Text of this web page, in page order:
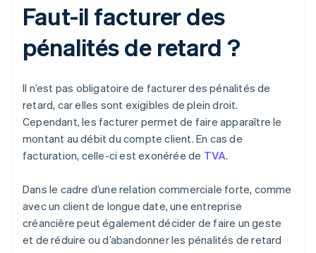
Faut-il facturer des
pénalités de retard ?
Il n’est pas obligatoire de facturer des pénalités de
retard, car elles sont exigibles de plein droit.
Cependant, les facturer permet de faire apparaître le
montant au débit du compte client. En cas de
facturation, celle-ci est exonérée de TVA.
Dans le cadre d’une relation commerciale forte, comme
avec un client de longue date, une entreprise
créancière peut également décider de faire un geste
et de réduire ou d’abandonner les pénalités de retard